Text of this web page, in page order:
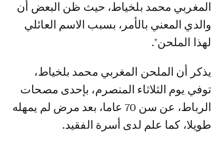
المغربي محمد بلخياط، حيث ظن البعض أن
والدي المعني بالأمر، بسبب الاسم العائلي
لهذا الملحن".
يذكر أن الملحن المغربي محمد بلخياط،
توفي يوم الثلاثاء المنصرم، بإحدى مصحات
الرباط، عن سن 70 عاما، بعد مرض لم يمهله
طويلا، كما علم لدى أسرة الفقيد.